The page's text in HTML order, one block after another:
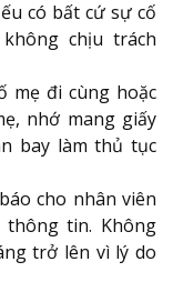
có bất cứ sự cố
chịu trách
mẹ đi cùng hoặc
nhớ mang giấy
bay làm thủ tục
cho nhân viên
tin. Không
trở lên vì lý do